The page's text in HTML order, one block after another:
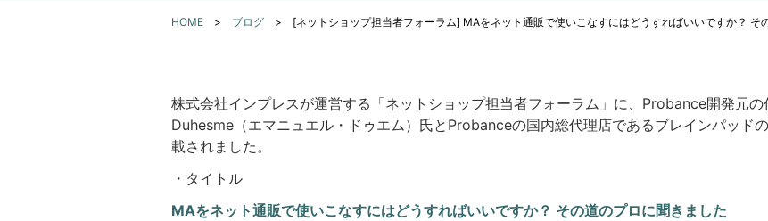
HOME > ブログ > [ネットショップ担当者フォーラム] MAをネット通販で使いこなすにはどうすればいいですか？ そ
株式会社インプレスが運営する「ネットショップ担当者フォーラム」に、Probance開発元
Duhesme（エマニュエル・ドゥエム）氏とProbanceの国内総代理店であるブレインパッド
載されました。
・タイトル
MAをネット通販で使いこなすにはどうすればいいですか？ その道のプロに聞きました